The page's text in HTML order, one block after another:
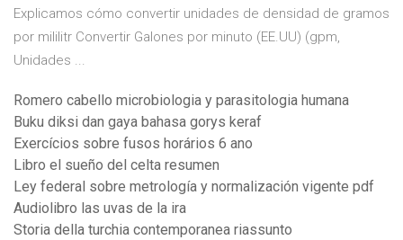
Explicamos cómo convertir unidades de densidad de gramos
por mililitr Convertir Galones por minuto (EE.UU) (gpm,
Unidades ...
Romero cabello microbiologia y parasitologia humana
Buku diksi dan gaya bahasa gorys keraf
Exercícios sobre fusos horários 6 ano
Libro el sueño del celta resumen
Ley federal sobre metrología y normalización vigente pdf
Audiolibro las uvas de la ira
Storia della turchia contemporanea riassunto